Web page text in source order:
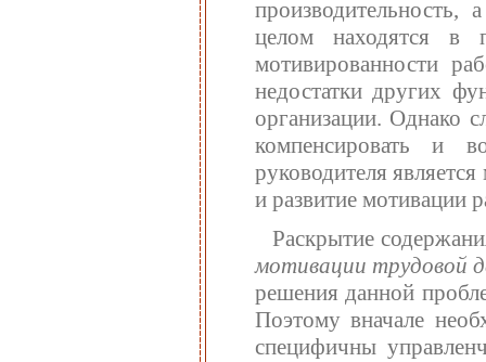
производительность,
целом находятся в
мотивированности
недостатки других
организации. Однако
компенсировать и
руководителя
и развитие мотивации
Раскрытие
мотивации трудовой
решения данной
Поэтому вначале
специфичны